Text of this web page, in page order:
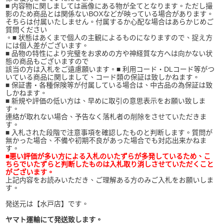
■ 内容物に関しましては画像にある物が全てとなります。ただし撮
影のため商品とは関係ないBOXなどが映っている場合があります。
そちらは付属いたしません。付属するか心配な場合はあらかじめご
質問ください
。■ 状態はあくまで個人の主観によるものになりますので、捉え方
には個人差がございます。
■ 品物の特性により完璧をお求めの方や神経質な方へは向かない状
態の商品もございますので
該当の方は入札をご遠慮願います。■ 利用コード・DLコード等がつ
いている商品に関しまして、コード類の保証は致しかねます。
■ 保証書・各種保険等が付属している場合は、中古品の為保証は致
しかねます。
■ 新規や評価の低い方は、早めに取引の意思表示をお願い致しま
す。
連絡が取れない場合、予告なく落札者の削除をさせていただきま
す。
■ 入札された段階で注意事項を確認したものと判断します。質問が
無かった場合、不備や初期不良があった場合でも対応出来かねま
す。
■悪い評価が多い方による入札のいたずらが多発しているため、こ
ちらでいたずらと判断したものは入札取り消しさせていただくこと
がございます。
上記内容をお読みいただき、ご理解ある方のみご入札をお願いしま
す。
発送元は【水戸店】です。
ヤマト運輸にて発送致します。